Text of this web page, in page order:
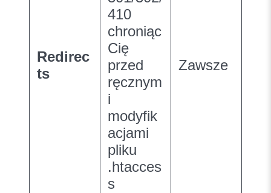
Redirec
ts
410
chroniąc
Cię
przed
ręcznym
i
modyfik
acjami
pliku
.htacces
s
Zawsze